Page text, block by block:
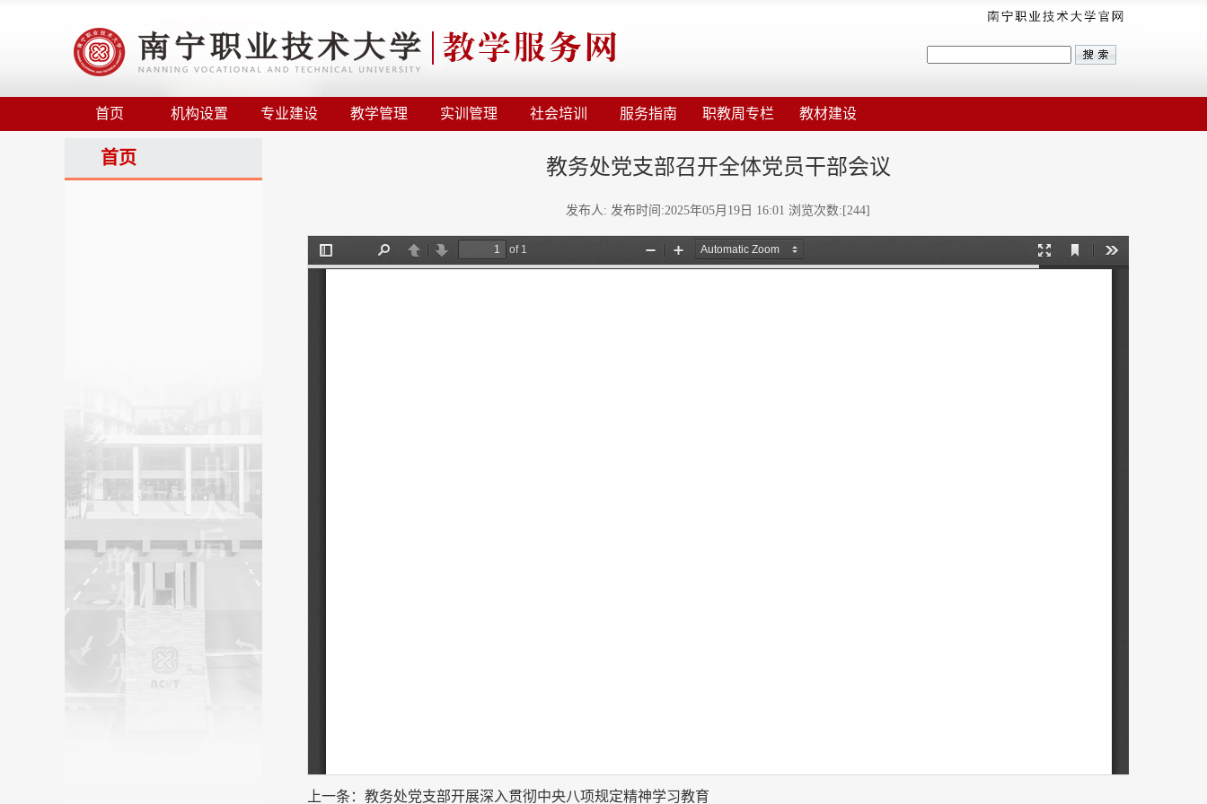
首页 机构设置 专业建设 教学管理 实训管理 社会培训 服务指南 职教周专栏 教材建设
首页 教务处党支部召开全体党员干部会议
发布人: 发布时间:2025年05月19日 16:01 浏览次数:[244]
上一条： 教务处党支部开展深入贯彻中央八项规定精神学习教育